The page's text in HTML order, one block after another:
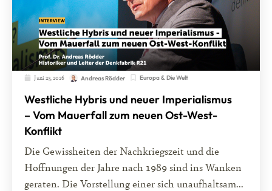
Juni 23, 2026 Andreas Rödder Europa & Die Welt
Westliche Hybris und neuer Imperialismus
– Vom Mauerfall zum neuen Ost-West-
Konflikt
Die Gewissheiten der Nachkriegszeit und die
Hoffnungen der Jahre nach 1989 sind ins Wanken
geraten. Die Vorstellung einer sich unaufhaltsam...